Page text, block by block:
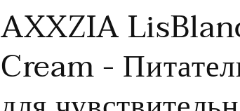
AXXZIA
Cream -